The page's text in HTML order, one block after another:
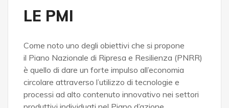
LE PMI
Come noto uno degli obiettivi che si propone
il Piano Nazionale di Ripresa e Resilienza (PNRR)
è quello di dare un forte impulso all’economia
circolare attraverso l’utilizzo di tecnologie e
processi ad alto contenuto innovativo nei settori